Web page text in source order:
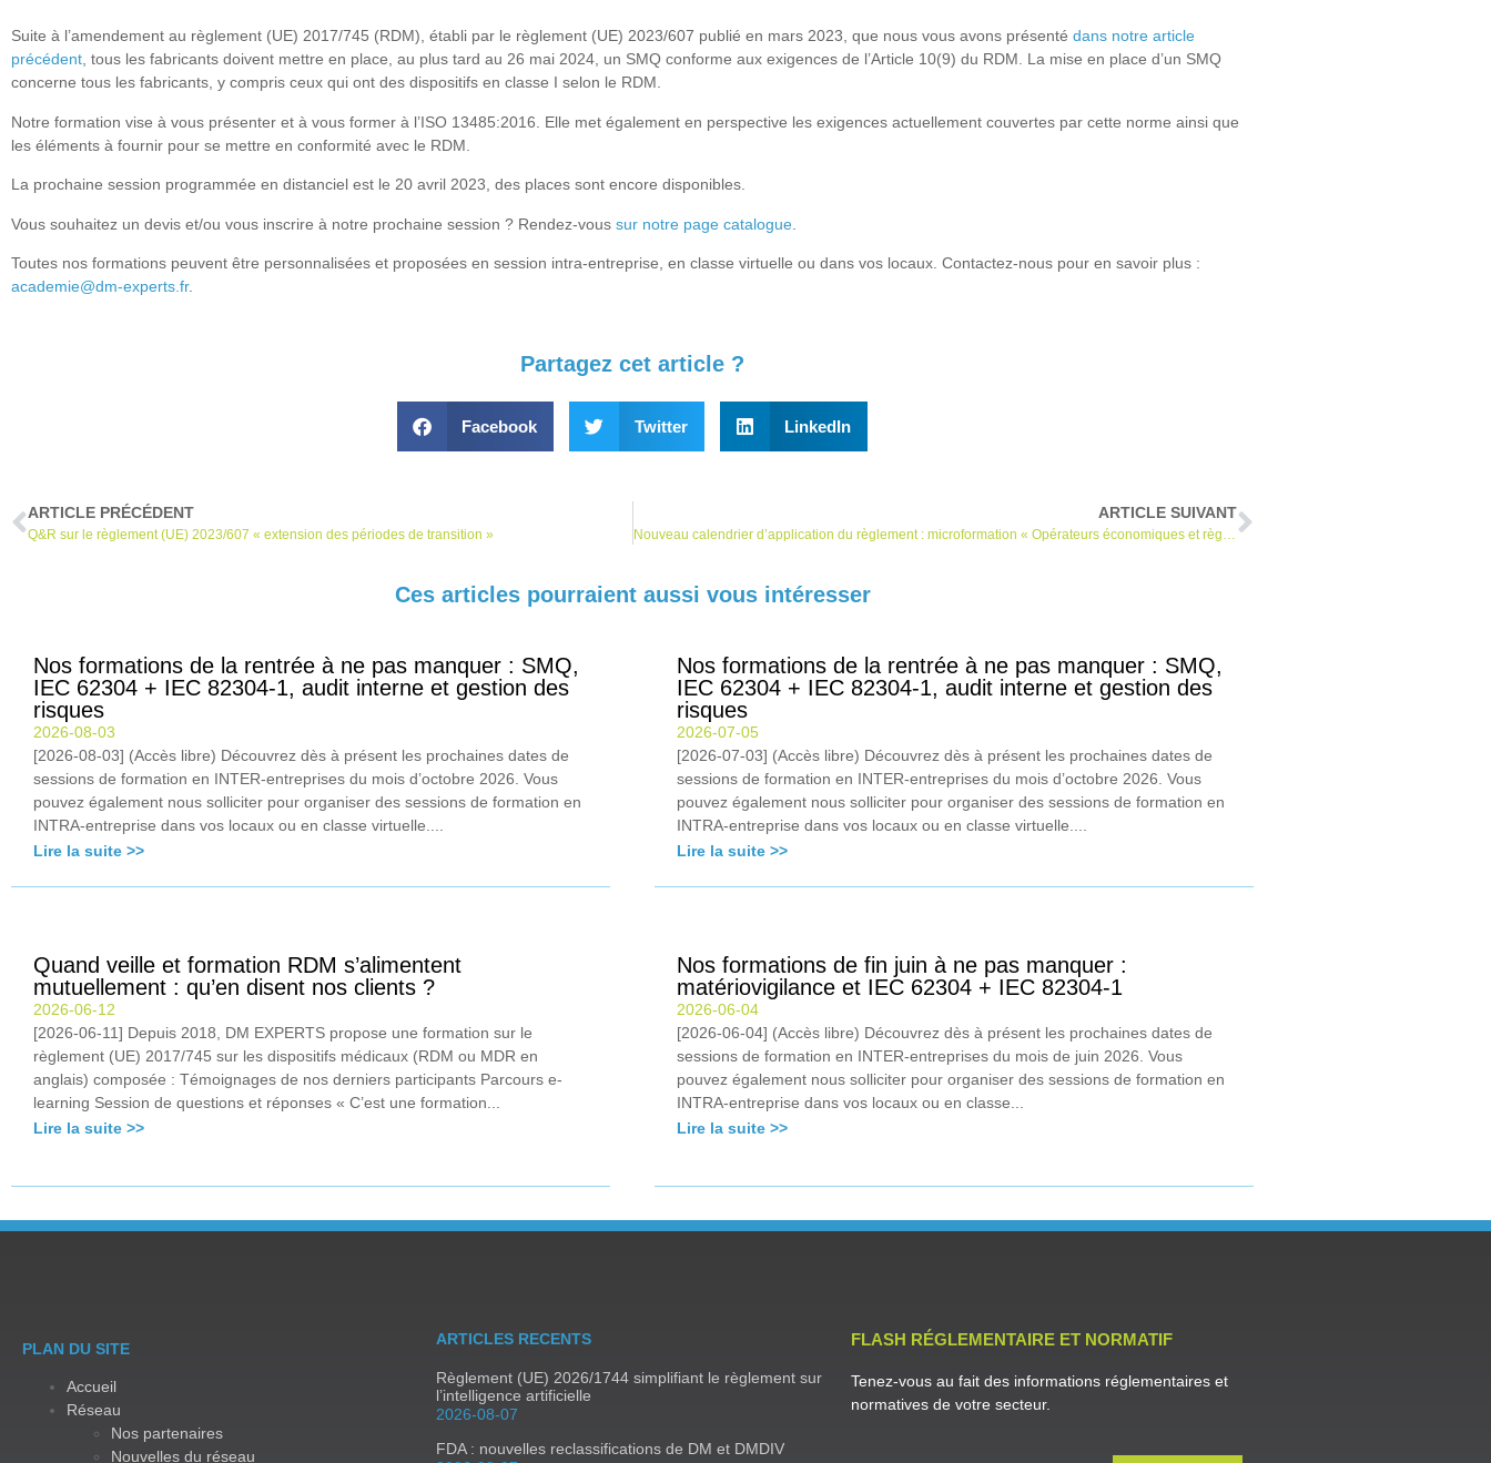
Suite à l’amendement au règlement (UE) 2017/745 (RDM), établi par le règlement (UE) 2023/607 publié en mars 2023, que nous vous avons présenté dans notre article
précédent, tous les fabricants doivent mettre en place, au plus tard au 26 mai 2024, un SMQ conforme aux exigences de l’Article 10(9) du RDM. La mise en place d’un SMQ
concerne tous les fabricants, y compris ceux qui ont des dispositifs en classe I selon le RDM.
Notre formation vise à vous présenter et à vous former à l’ISO 13485:2016. Elle met également en perspective les exigences actuellement couvertes par cette norme ainsi que
les éléments à fournir pour se mettre en conformité avec le RDM.
La prochaine session programmée en distanciel est le 20 avril 2023, des places sont encore disponibles.
Vous souhaitez un devis et/ou vous inscrire à notre prochaine session ? Rendez-vous sur notre page catalogue
Toutes nos formations peuvent être personnalisées et proposées en session intra-entreprise, en classe virtuelle ou dans vos locaux. Contactez-nous pour en savoir plus :
academie@dm-experts.fr.
Partagez cet article ?
Facebook Twitter LinkedIn
ARTICLE PRÉCÉDENT
Q&R sur le règlement (UE) 2023/607 « extension des périodes de transition »
ARTICLE SUIVANT
Nouveau calendrier d’application du règlement : microformation « Opérateurs économiques et règlement (UE) 2017/745 »
Ces articles pourraient aussi vous intéresser
Nos formations de la rentrée à ne pas manquer : SMQ,
IEC 62304 + IEC 82304-1, audit interne et gestion des
risques
2026-08-03
[2026-08-03] (Accès libre) Découvrez dès à présent les prochaines dates de
sessions de formation en INTER-entreprises du mois d’octobre 2026. Vous
pouvez également nous solliciter pour organiser des sessions de formation en
INTRA-entreprise dans vos locaux ou en classe virtuelle....
Lire la suite >>
Nos formations de la rentrée à ne pas manquer : SMQ,
IEC 62304 + IEC 82304-1, audit interne et gestion des
risques
2026-07-05
[2026-07-03] (Accès libre) Découvrez dès à présent les prochaines dates de
sessions de formation en INTER-entreprises du mois d’octobre 2026. Vous
pouvez également nous solliciter pour organiser des sessions de formation en
INTRA-entreprise dans vos locaux ou en classe virtuelle....
Lire la suite >>
Quand veille et formation RDM s’alimentent
mutuellement : qu’en disent nos clients ?
2026-06-12
[2026-06-11] Depuis 2018, DM EXPERTS propose une formation sur le
règlement (UE) 2017/745 sur les dispositifs médicaux (RDM ou MDR en
anglais) composée : Témoignages de nos derniers participants Parcours e-
learning Session de questions et réponses « C’est une formation...
Lire la suite >>
Nos formations de fin juin à ne pas manquer :
matériovigilance et IEC 62304 + IEC 82304-1
2026-06-04
[2026-06-04] (Accès libre) Découvrez dès à présent les prochaines dates de
sessions de formation en INTER-entreprises du mois de juin 2026. Vous
pouvez également nous solliciter pour organiser des sessions de formation en
INTRA-entreprise dans vos locaux ou en classe...
Lire la suite >>
PLAN DU SITE
Accueil
Réseau
Nos partenaires
Nouvelles du réseau
ARTICLES RECENTS
Règlement (UE) 2026/1744 simplifiant le règlement sur
l’intelligence artificielle
2026-08-07
FDA : nouvelles reclassifications de DM et DMDIV
FLASH RÉGLEMENTAIRE ET NORMATIF
Tenez-vous au fait des informations réglementaires et
normatives de votre secteur.